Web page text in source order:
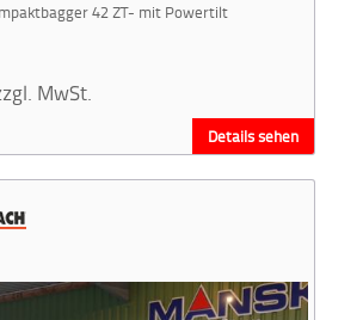
42 ZT- mit Powertilt
MwSt.
Details sehen